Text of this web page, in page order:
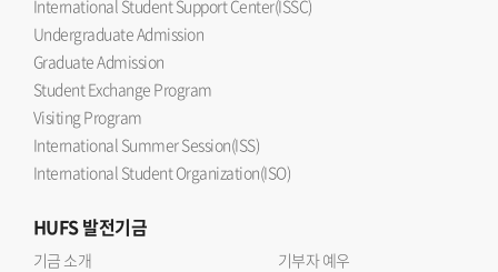
International Student Support Center(ISSC)
Undergraduate Admission
Graduate Admission
Student Exchange Program
Visiting Program
International Summer Session(ISS)
International Student Organization(ISO)
HUFS발전기금
기금 소개
기부자 예우